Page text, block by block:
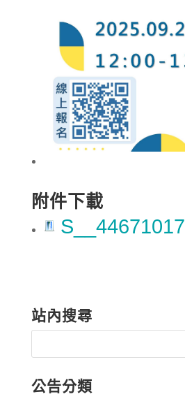
附件下載
S__44671017
站內搜尋
公告分類